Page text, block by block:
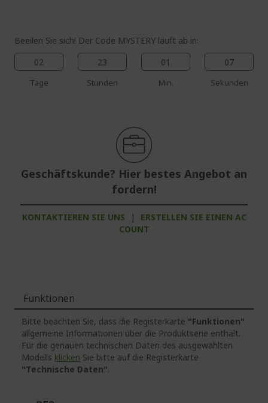
Beeilen Sie sich! Der Code MYSTERY läuft ab in:
02
Tage
23
Stunden
01
Min.
06
Sekunden
Geschäftskunde? Hier bestes Angebot an
fordern!
KONTAKTIEREN SIE UNS |
ERSTELLEN SIE EINEN AC
COUNT
Funktionen
Bitte beachten Sie, dass die Registerkarte "Funktionen"
allgemeine Informationen über die Produktserie enthält.
Für die genauen technischen Daten des ausgewählten
Modells klicken Sie bitte auf die Registerkarte
"Technische Daten".